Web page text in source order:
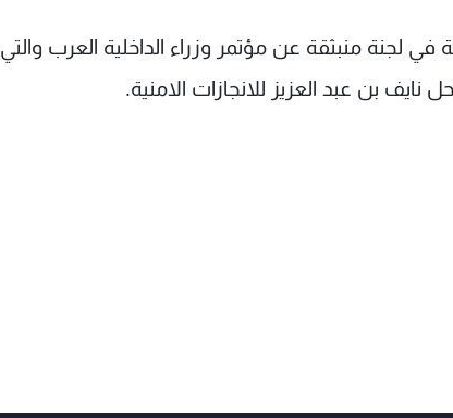
لجنة منبثقة عن مؤتمر وزراء الداخلية العرب والتي
بن عبد العزيز للانجازات الامنية.